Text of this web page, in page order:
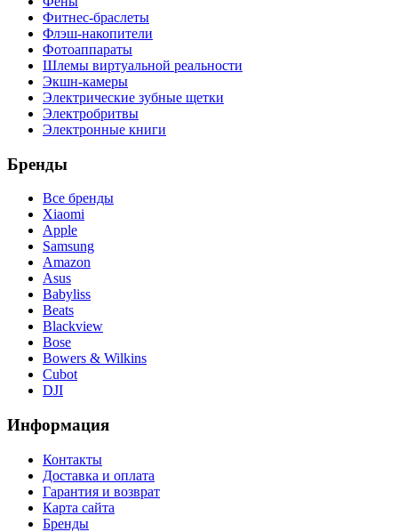
Фитнес-браслеты
Флэш-накопители
Фотоаппараты
Шлемы виртуальной реальности
Экшн-камеры
Электрические зубные щетки
Электробритвы
Электронные книги
Бренды
Все бренды
Xiaomi
Apple
Samsung
Amazon
Asus
Babyliss
Beats
Blackview
Bose
Bowers & Wilkins
Cubot
DJI
Информация
Контакты
Доставка и оплата
Гарантия и возврат
Карта сайта
Бренды